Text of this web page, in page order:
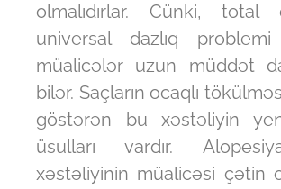
olmalıdırlar. Cünki, total
universal dazlıq problemi
müalicələr uzun müddət
bilər. Saçların ocaqlı
göstərən bu xəstəliyin
üsulları vardır.
xəstəliyinin müalicəsi çətin